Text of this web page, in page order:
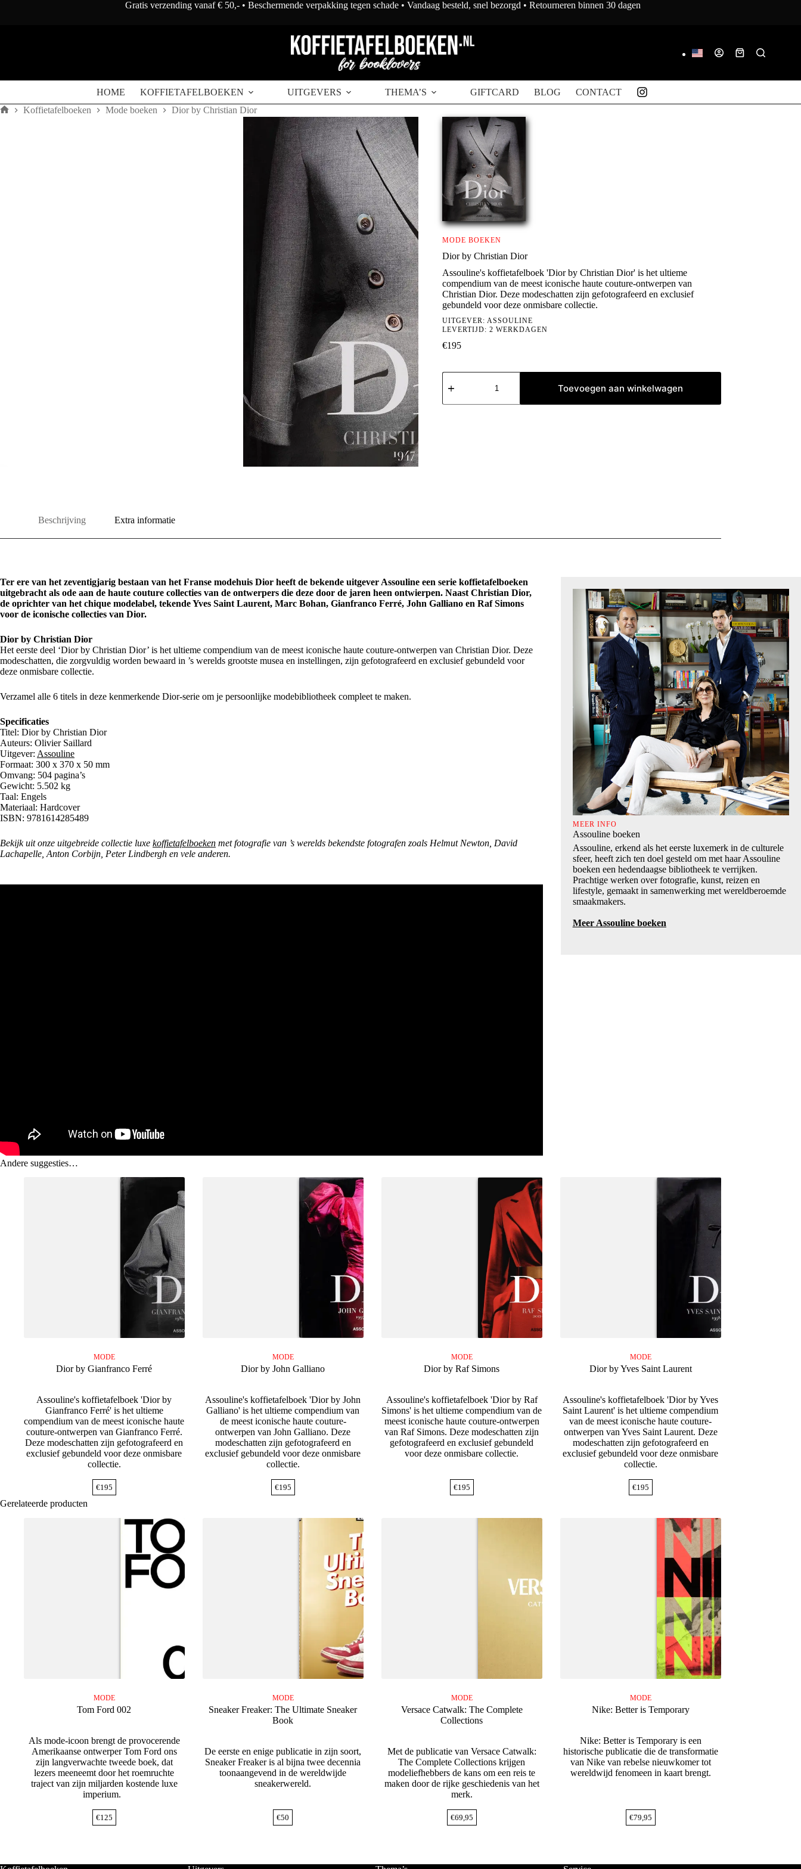
Gratis verzending vanaf € 50,- • Beschermende verpakking tegen schade • Vandaag besteld, snel bezorgd • Retourneren binnen 30 dagen
Winkelwagen
HOME KOFFIETAFELBOEKEN UITGEVERS THEMA’S GIFTCARD BLOG CONTACT
Koffietafelboeken Mode boeken Dior by Christian Dior
MODE BOEKEN
Dior by Christian Dior
Assouline's koffietafelboek 'Dior by Christian Dior' is het ultieme
compendium van de meest iconische haute couture-ontwerpen van
Christian Dior. Deze modeschatten zijn gefotografeerd en exclusief
gebundeld voor deze onmisbare collectie.
UITGEVER: ASSOULINE
LEVERTIJD: 2 WERKDAGEN
€195
Dior
by
Dior
Toevoegen aan winkelwagen
Beschrijving Extra informatie
Ter ere van het zeventigjarig bestaan van het Franse modehuis Dior heeft de bekende uitgever Assouline een serie koffietafelboeken
uitgebracht als ode aan de haute couture collecties van de ontwerpers die deze door de jaren heen ontwierpen. Naast Christian Dior,
de oprichter van het chique modelabel, tekende Yves Saint Laurent, Marc Bohan, Gianfranco Ferré, John Galliano en Raf Simons
voor de iconische collecties van Dior.
Dior by Christian Dior
Het eerste deel ‘Dior by Christian Dior’ is het ultieme compendium van de meest iconische haute couture-ontwerpen van Christian Dior. Deze
modeschatten, die zorgvuldig worden bewaard in ’s werelds grootste musea en instellingen, zijn gefotografeerd en exclusief gebundeld voor
deze onmisbare collectie.
Verzamel alle 6 titels in deze kenmerkende Dior-serie om je persoonlijke modebibliotheek compleet te maken.
Specificaties
Titel: Dior by Christian Dior
Auteurs: Olivier Saillard
Uitgever: Assouline
Formaat: 300 x 370 x 50 mm
Omvang: 504 pagina’s
Gewicht: 5.502 kg
Taal: Engels
Materiaal: Hardcover
ISBN: 9781614285489
Bekijk uit onze uitgebreide collectie luxe koffietafelboeken met fotografie van ’s werelds bekendste fotografen zoals Helmut Newton, David
Lachapelle, Anton Corbijn, Peter Lindbergh en vele anderen.
MEER INFO
Assouline boeken
Assouline, erkend als het eerste luxemerk in de culturele
sfeer, heeft zich ten doel gesteld om met haar Assouline
boeken een hedendaagse bibliotheek te verrijken.
Prachtige werken over fotografie, kunst, reizen en
lifestyle, gemaakt in samenwerking met wereldberoemde
smaakmakers.
Meer Assouline boeken
Andere suggesties…
MODE
Dior by Gianfranco Ferré
Assouline's koffietafelboek 'Dior by
Gianfranco Ferré' is het ultieme
compendium van de meest iconische haute
couture-ontwerpen van Gianfranco Ferré.
Deze modeschatten zijn gefotografeerd en
exclusief gebundeld voor deze onmisbare
collectie.
€195
MODE
Dior by John Galliano
Assouline's koffietafelboek 'Dior by John
Galliano' is het ultieme compendium van
de meest iconische haute couture-
ontwerpen van John Galliano. Deze
modeschatten zijn gefotografeerd en
exclusief gebundeld voor deze onmisbare
collectie.
€195
MODE
Dior by Raf Simons
Assouline's koffietafelboek 'Dior by Raf
Simons' is het ultieme compendium van de
meest iconische haute couture-ontwerpen
van Raf Simons. Deze modeschatten zijn
gefotografeerd en exclusief gebundeld
voor deze onmisbare collectie.
€195
MODE
Dior by Yves Saint Laurent
Assouline's koffietafelboek 'Dior by Yves
Saint Laurent' is het ultieme compendium
van de meest iconische haute couture-
ontwerpen van Yves Saint Laurent. Deze
modeschatten zijn gefotografeerd en
exclusief gebundeld voor deze onmisbare
collectie.
€195
Gerelateerde producten
MODE
Tom Ford 002
Als mode-icoon brengt de provocerende
Amerikaanse ontwerper Tom Ford ons
zijn langverwachte tweede boek, dat
lezers meeneemt door het roemruchte
traject van zijn miljarden kostende luxe
imperium.
€125
MODE
Sneaker Freaker: The Ultimate Sneaker
Book
De eerste en enige publicatie in zijn soort,
Sneaker Freaker is al bijna twee decennia
toonaangevend in de wereldwijde
sneakerwereld.
€50
MODE
Versace Catwalk: The Complete
Collections
Met de publicatie van Versace Catwalk:
The Complete Collections krijgen
modeliefhebbers de kans om een reis te
maken door de rijke geschiedenis van het
merk.
€69,95
MODE
Nike: Better is Temporary
Nike: Better is Temporary is een
historische publicatie die de transformatie
van Nike van rebelse nieuwkomer tot
wereldwijd fenomeen in kaart brengt.
€79,95